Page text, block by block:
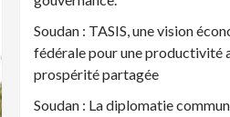
Soudan : TASIS, une vision
fédérale pour une productivité
prospérité partagée
Soudan : La diplomatie